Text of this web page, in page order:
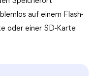
auf einem Flash-
oder einer SD-Karte